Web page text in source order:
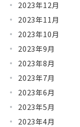
2023年12月
2023年11月
2023年10月
2023年9月
2023年8月
2023年7月
2023年6月
2023年5月
2023年4月